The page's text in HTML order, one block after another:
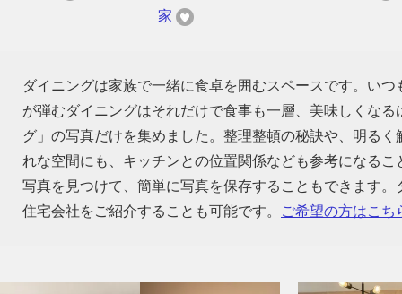
家
ダイニングは家族で一緒に食卓を囲むスペースです。い
が弾むダイニングはそれだけで食事も一層、美味しくな
グ」の写真だけを集めました。整理整頓の秘訣や、明る
れな空間にも、キッチンとの位置関係なども参考になる
写真を見つけて、簡単に写真を保存することもできます
住宅会社をご紹介することも可能です。
ご希望の方はこち